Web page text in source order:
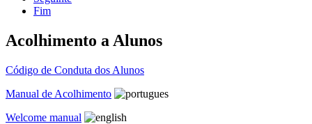
Fim
Acolhimento a Alunos
Código de Conduta dos Alunos
Manual de Acolhimento
Welcome manual